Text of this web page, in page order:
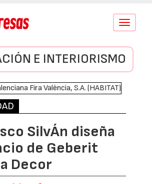
Conmutar
E INTERIORISMO
SilvÁn diseña
de Geberit
Decor